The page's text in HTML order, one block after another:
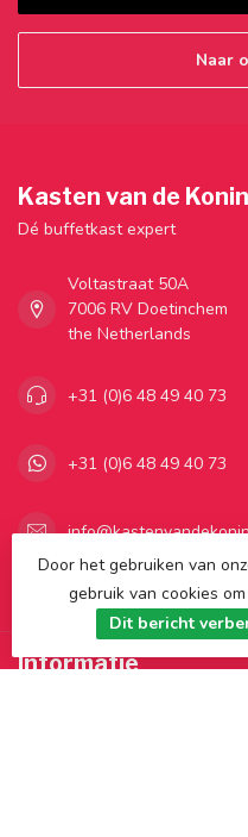
Naar
Kasten van de
Dé buffetkast expert
Voltastraat 50A
7006 RV Doetinchem
the Netherlands
+31 (0)6 48 49 40 73
+31 (0)6 48 49 40 73
Categorieën
Informatie
Door het gebruiken van
gebruik van cookies
Dit bericht